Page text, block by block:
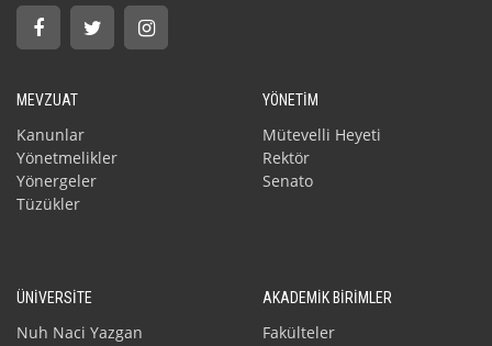
MEVZUAT
Kanunlar
Yönetmelikler
Yönergeler
Tüzükler
YÖNETİM
Mütevelli Heyeti
Rektör
Senato
ÜNİVERSİTE
Nuh Naci Yazgan
AKADEMİK BİRİMLER
Fakülteler